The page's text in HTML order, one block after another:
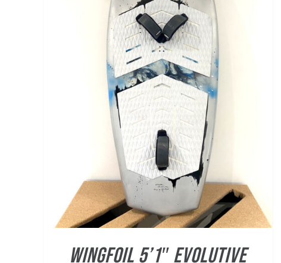
WINGFOIL 5’1″ Evolutive